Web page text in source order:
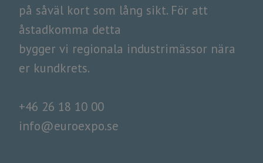
på såväl kort som lång sikt. För att
åstadkomma detta
​​​​​​​bygger vi regionala industrimässor nära
er kundkrets.
+46 26 18 10 00
info@euroexpo.se